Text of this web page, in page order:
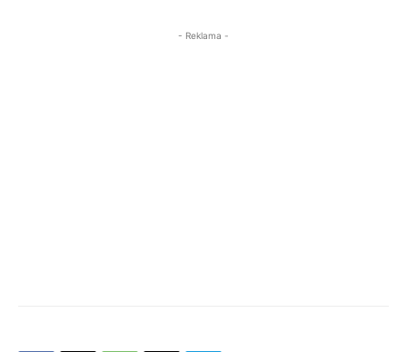
- Reklama -